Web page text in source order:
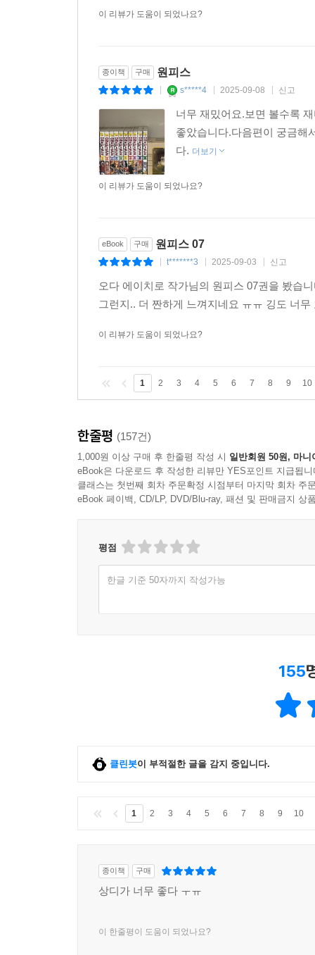
이 리뷰가 도움이 되었나요?
종이책 구매 원피스
s*****4 2025-09-08 신고
너무 재밌어요.보면 볼수록
좋았습니다.다음편이 궁금해
다. 더보기
이 리뷰가 도움이 되었나요?
eBook 구매 원피스 07
t*******3 2025-09-03 신고
오다 에이치로 작가님의 원피스 07권을 봤습
그런지.. 더 짠하게 느껴지네요 ㅠㅠ 깅도 너
이 리뷰가 도움이 되었나요?
1 2 3 4 5 6 7 8 9 10
한줄평 (157건)
1,000원 이상 구매 후 한줄평 작성 시 일반회원 50원, 마니
eBook은 다운로드 후 작성한 리뷰만 YES포인트 지급됩니
클래스는 첫번째 회차 주문확정 시점부터 마지막 회차 주
eBook 페이백, CD/LP, DVD/Blu-ray, 패션 및 판매금지 상
평점
한글 기준 50자까지 작성가능
155
클린봇이 부적절한 글을 감지 중입니다.
1 2 3 4 5 6 7 8 9 10
종이책 구매
상디가 너무 좋다 ㅜㅠ
이 한줄평이 도움이 되었나요?